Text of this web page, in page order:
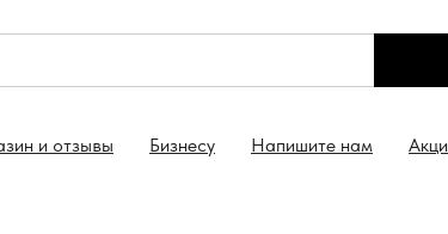
и отзывы Бизнесу Напишите нам
1 год